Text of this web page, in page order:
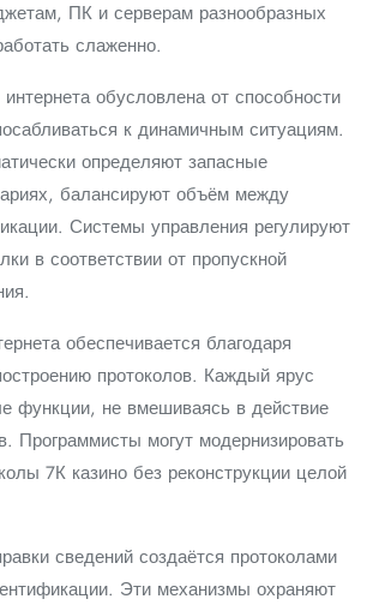
ПК и серверам разнообразных
слаженно.
обусловлена от способности
к динамичным ситуациям.
определяют запасные
балансируют объём между
Системы управления регулируют
в соответствии от пропускной
обеспечивается благодаря
протоколов. Каждый ярус
функции, не вмешиваясь в действие
Программисты могут модернизировать
7К казино без реконструкции целой
сведений создаётся протоколами
Эти механизмы охраняют